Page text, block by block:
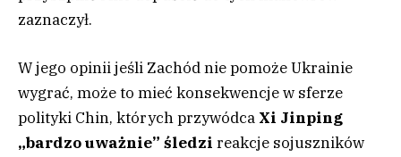
zaznaczył.
W jego opinii jeśli Zachód nie pomoże Ukrainie
wygrać, może to mieć konsekwencje w sferze
polityki Chin, których przywódca Xi Jinping
„bardzo uważnie” śledzi reakcje sojuszników